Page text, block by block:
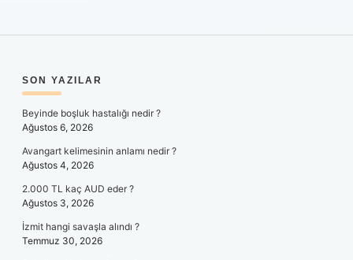
SIDEBAR
SON YAZILAR
Beyinde boşluk hastalığı nedir ?
Ağustos 6, 2026
Avangart kelimesinin anlamı nedir ?
Ağustos 4, 2026
2.000 TL kaç AUD eder ?
Ağustos 3, 2026
İzmit hangi savaşla alındı ?
Temmuz 30, 2026